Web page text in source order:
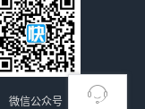
微信公众号